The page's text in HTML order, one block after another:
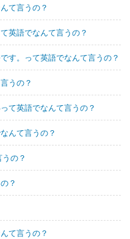
て言うの？
英語でなんて言うの？
す。って英語でなんて言うの？
うの？
て英語でなんて言うの？
んて言うの？
の？
？
て言うの？